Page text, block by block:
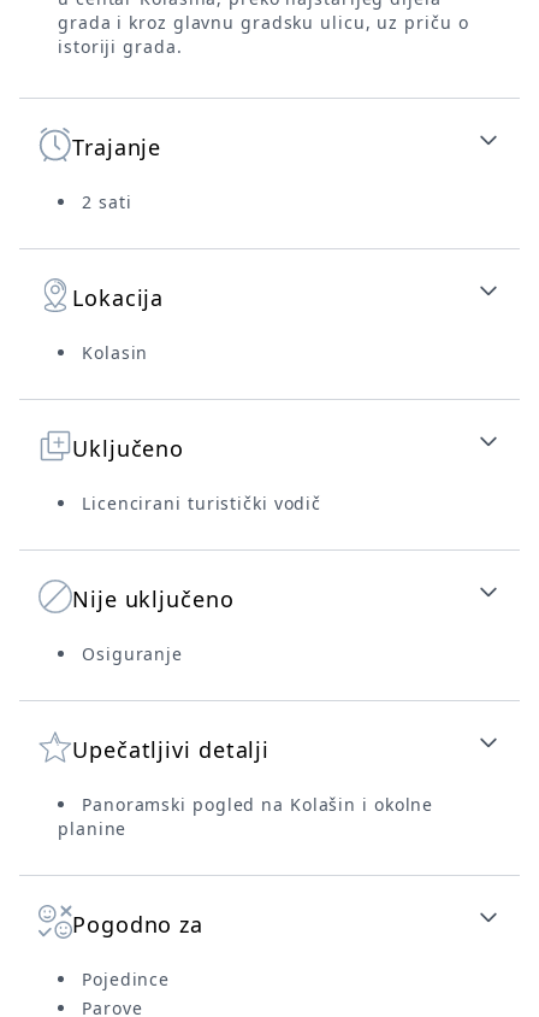
grada i kroz glavnu gradsku ulicu, uz priču o
istoriji grada.
Trajanje
2 sati
Lokacija
Kolasin
Uključeno
Licencirani turistički vodič
Nije uključeno
Osiguranje
Upečatljivi detalji
Panoramski pogled na Kolašin i okolne
planine
Pogodno za
Pojedince
Parove